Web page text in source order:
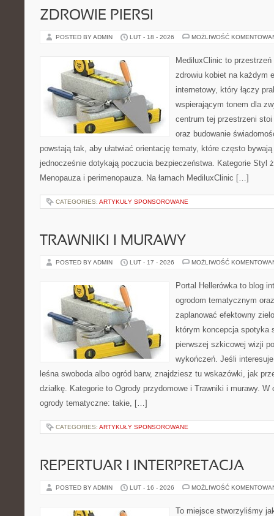
ZDROWIE PIERSI
POSTED BY ADMIN LUT - 18 - 2026 MOŻLIWOŚĆ
MediluxClinic to
zdrowiu kobiet na każdym
internetowy, który łączy
wspierającym tonem dla
centrum tej przestrzeni
oraz budowanie
powstają tak, aby ułatwiać orientację tematy, które często bywają
jednocześnie dotykają poczucia bezpieczeństwa. Kategorie Styl
Menopauza i perimenopauza. Na łamach MediluxClinic […]
CATEGORIES: ARTYKUŁY SPONSOROWANE
TRAWNIKI I MURAWY
POSTED BY ADMIN LUT - 17 - 2026 MOŻLIWOŚĆ
Portal Hellerówka to blog
ogrodom tematycznym
zaplanować efektowny
którym koncepcja spotyka
pierwszej szkicowej wizji
wykończeń. Jeśli
leśna swoboda albo ogród barw, znajdziesz tu wskazówki, jak
działkę. Kategorie to Ogrody przydomowe i Trawniki i murawy.
ogrody tematyczne: takie, […]
CATEGORIES: ARTYKUŁY SPONSOROWANE
REPERTUAR I INTERPRETACJA
POSTED BY ADMIN LUT - 16 - 2026 MOŻLIWOŚĆ
To miejsce stworzyliśmy